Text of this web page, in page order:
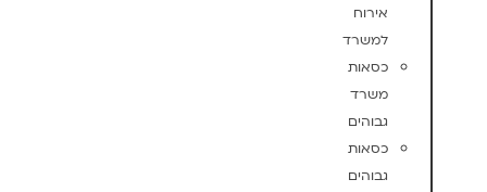
אירוח
למשרד
כסאות
משרד
גבוהים
כסאות
גבוהים